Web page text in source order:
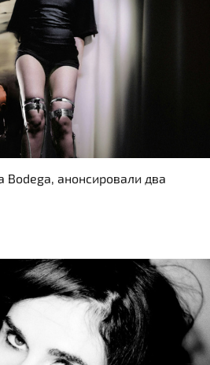
Bodega, анонсировали два